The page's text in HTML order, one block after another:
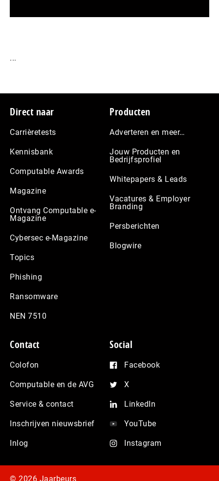
...
Footer
Direct naar
Carrièretests
Kennisbank
Computable Awards
Magazine
Ontvang Computable e-
Magazine
Cybersec e-Magazine
Topics
Phishing
Ransomware
NEN 7510
Producten
Adverteren en meer…
Jouw Producten en
Bedrijfsprofiel
Whitepapers & Leads
Vacatures & Employer
Branding
Persberichten
Blogwire
Contact
Colofon
Computable en de AVG
Service & contact
Inschrijven nieuwsbrief
Inlog
Social
Facebook
X
LinkedIn
YouTube
Instagram
© 2026 Jaarbeurs